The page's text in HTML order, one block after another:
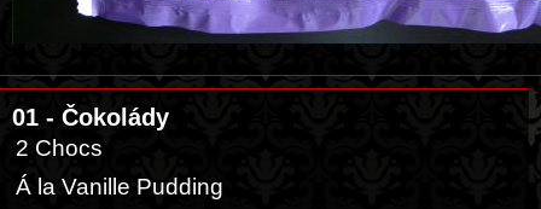
01 - Čokolády
2 Chocs
Á la Vanille Pudding